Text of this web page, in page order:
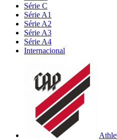
Série C
Série A1
Série A2
Série A3
Série A4
Internacional